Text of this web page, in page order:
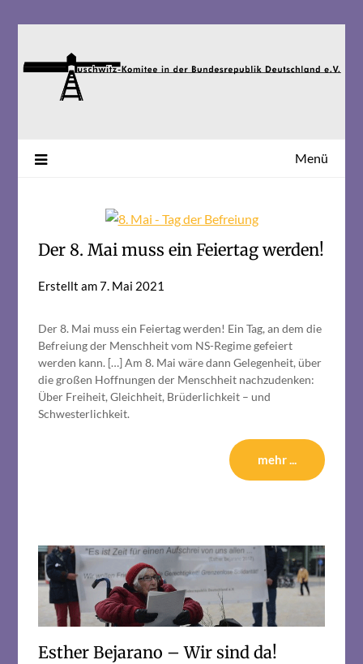
Menü
Der 8. Mai muss ein Feiertag werden!
Erstellt am7. Mai 2021
Der 8. Mai muss ein Feiertag werden! Ein Tag, an dem die
Befreiung der Menschheit vom NS-Regime gefeiert
werden kann. […] Am 8. Mai wäre dann Gelegenheit, über
die großen Hoffnungen der Menschheit nachzudenken:
Über Freiheit, Gleichheit, Brüderlichkeit – und
Schwesterlichkeit.
mehr ...
Esther Bejarano – Wir sind da!